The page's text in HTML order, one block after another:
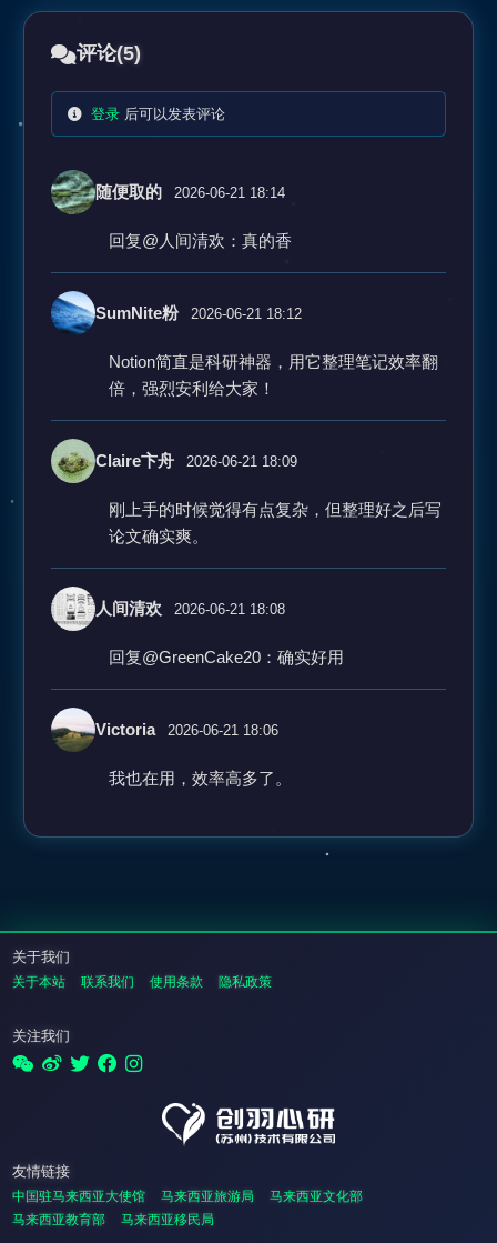
评论(5)
登录后可以发表评论
随便取的 2026-06-21 18:14
回复@人间清欢：真的香
SumNite粉 2026-06-21 18:12
Notion简直是科研神器，用它整理笔记效率翻
倍，强烈安利给大家！
Claire卞舟 2026-06-21 18:09
刚上手的时候觉得有点复杂，但整理好之后写
论文确实爽。
人间清欢 2026-06-21 18:08
回复@GreenCake20：确实好用
Victoria 2026-06-21 18:06
我也在用，效率高多了。
关于我们
关于本站 联系我们 使用条款 隐私政策
关注我们
友情链接
中国驻马来西亚大使馆 马来西亚旅游局
马来西亚文化部
马来西亚教育部
马来西亚移民局